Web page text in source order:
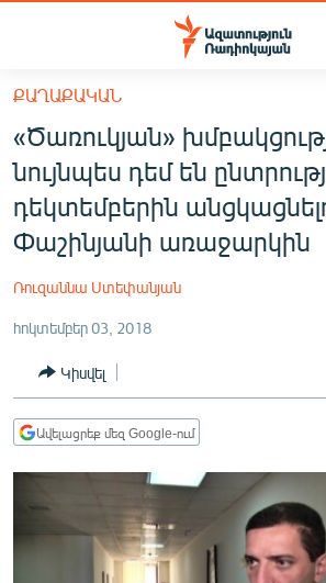
Մատչելիության
հիմնական
բովանդակությանը
Անցնել
հիմնական
մենյուին
Որոնում
ՔԱՂԱՔԱԿԱՆ
ԸՆՏՐՈՒԹՅՈՒՆՆԵՐ 2026
ՊԱՏԵՐԱԶՄԻ 6 ՇԱԲԱԹՆԵՐԸ
ՏԱՐԱԾԱՇՐՋԱՆ
ՄԻՋԱԶԳԱՅԻՆ
ՄՇԱԿՈՒՅԹ
ՔԱՂԱՔԱԿԱՆ
«Ծառուկյան»
նույնպես դեմ են
դեկտեմբերին
Փաշինյանի առաջարկին
Ռուզաննա Ստեփանյան
հոկտեմբեր 03, 2018
Կիսվել
Ավելացրեք մեզ Google-ում